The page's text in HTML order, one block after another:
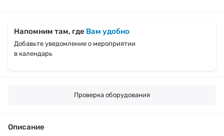
Напомним там, где Вам удобно
Добавьте уведомление о мероприятии
в календарь
Проверка оборудования
Описание